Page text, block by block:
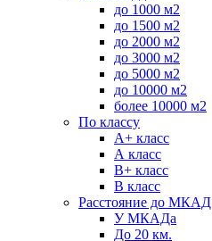
до 1000 м2
до 1500 м2
до 2000 м2
до 3000 м2
до 5000 м2
до 10000 м2
более 10000 м2
По классу
А+ класс
А класс
B+ класс
В класс
Расстояние до МКАД
У МКАДа
До 20 км.